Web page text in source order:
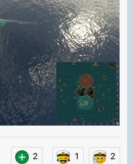
2 1 2